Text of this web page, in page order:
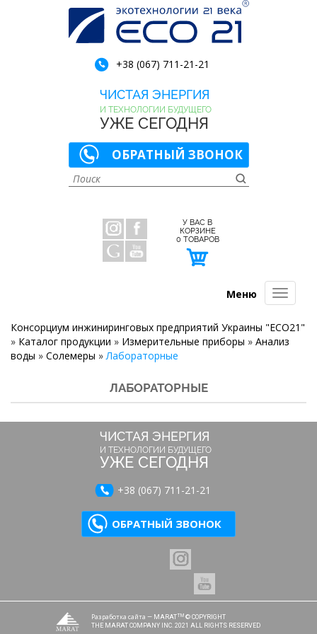
+38 (067) 711-21-21
ЧИСТАЯ ЭНЕРГИЯ
И ТЕХНОЛОГИИ БУДУЩЕГО
УЖЕ СЕГОДНЯ
ОБРАТНЫЙ ЗВОНОК
У ВАС В
КОРЗИНЕ
0 ТОВАРОВ
Меню
Консорциум инжиниринговых предприятий Украины "ECO21"
» Каталог продукции » Измерительные приборы » Анализ
воды » Солемеры »Лабораторные
ЛАБОРАТОРНЫЕ
ЧИСТАЯ ЭНЕРГИЯ
И ТЕХНОЛОГИИ БУДУЩЕГО
УЖЕ СЕГОДНЯ
+38 (067) 711-21-21
ОБРАТНЫЙ ЗВОНОК
Разработка сайта — MARATTM © COPYRIGHT
THE MARAT COMPANY INC. 2021 ALL RIGHTS RESERVED